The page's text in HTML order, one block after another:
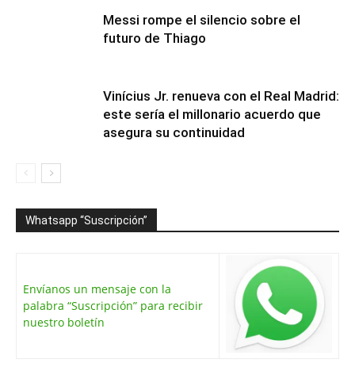
Messi rompe el silencio sobre el
futuro de Thiago
Vinícius Jr. renueva con el Real Madrid:
este sería el millonario acuerdo que
asegura su continuidad
Whatsapp “Suscripción”
Envíanos un mensaje con la
palabra “Suscripción” para recibir
nuestro boletín